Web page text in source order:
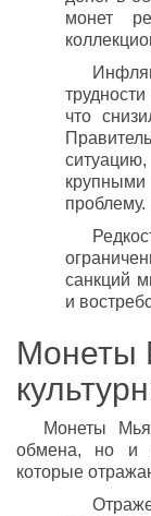
монет
что
проблему.
санкций
и
Монеты
Монеты
обмена, но и
которые